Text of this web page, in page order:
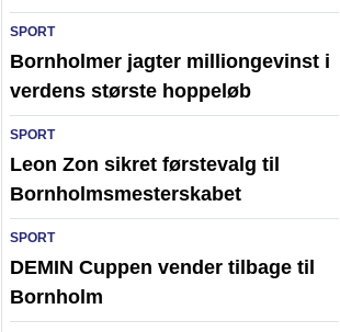
SPORT
Bornholmer jagter milliongevinst i
verdens største hoppeløb
SPORT
Leon Zon sikret førstevalg til
Bornholmsmesterskabet
SPORT
DEMIN Cuppen vender tilbage til
Bornholm